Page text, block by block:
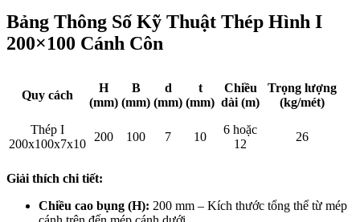
Bảng Thông Số Kỹ Thuật Thép Hình I
200×100 Cánh Côn
Quy cách
H
(mm)
B
(mm)
d
(mm)
t
(mm)
Chiều
dài (m)
Trọng lượng
(kg/mét)
Thép I
200x100x7x10
200 100 7 10
6 hoặc
12
26
Giải thích chi tiết:
Chiều cao bụng (H): 200 mm – Kích thước tổng thể từ mép